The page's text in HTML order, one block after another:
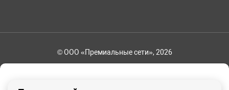
© ООО «Премиальные сети», 2026